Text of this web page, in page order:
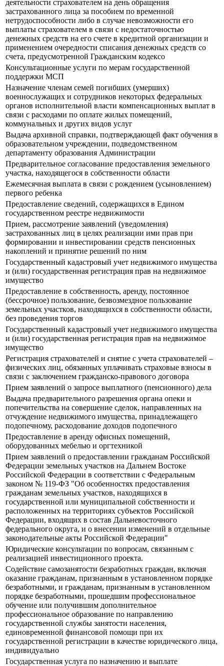
деятельности страхователем на день обращения
застрахованного лица за пособием по временной
нетрудоспособности либо в случае невозможности его
выплаты страхователем в связи с недостаточностью
денежных средств на его счете в кредитной организации и
применением очередности списания денежных средств со
счета, предусмотренной Гражданским кодексо
Консультационные услуги по мерам государственной
поддержки МСП
Назначение членам семей погибших (умерших)
военнослужащих и сотрудников некоторых федеральных
органов исполнительной власти компенсационных выплат в
связи с расходами по оплате жилых помещений,
коммунальных и других видов услуг
Выдача архивной справки, подтверждающей факт обучения в
образовательном учреждении, подведомственном
департаменту образования Администрации
Предварительное согласование предоставления земельного
участка, находящегося в собственности области
Ежемесячная выплата в связи с рождением (усыновлением)
первого ребенка
Предоставление сведений, содержащихся в Едином
государственном реестре недвижимости
Прием, рассмотрение заявлений (уведомления)
застрахованных лиц в целях реализации ими прав при
формировании и инвестировании средств пенсионных
накоплений и принятие решений по ним
Государственный кадастровый учет недвижимого имущества
и (или) государственная регистрация прав на недвижимое
имущество
Предоставление в собственность, аренду, постоянное
(бессрочное) пользование, безвозмездное пользование
земельных участков, находящихся в собственности области,
без проведения торгов
Государственный кадастровый учет недвижимого имущества
и (или) государственная регистрация прав на недвижимое
имущество
Регистрация страхователей и снятие с учета страхователей –
физических лиц, обязанных уплачивать страховые взносы в
связи с заключением гражданско-правового договора
Прием заявлений о запросе выплатного (пенсионного) дела
Выдача предварительного разрешения органа опеки и
попечительства на совершение сделок, направленных на
отчуждение недвижимого имущества, принадлежащего
подопечному, расходование доходов подопечного
Предоставление в аренду офисных помещений,
оборудованных мебелью и оргтехникой
Прием заявлений о предоставлении гражданам Российской
Федерации земельных участков на Дальнем Востоке
Российской Федерации в соответствии с Федеральным
законом № 119-ФЗ "Об особенностях предоставления
гражданам земельных участков, находящихся в
государственной или муниципальной собственности и
расположенных на территориях субъектов Российской
Федерации, входящих в состав Дальневосточного
федерального округа, и о внесении изменений в отдельные
законодательные акты Российской Федерации"
Юридические консультации по вопросам, связанным с
реализацией инвестиционного проекта.
Содействие самозанятости безработных граждан, включая
оказание гражданам, признанным в установленном порядке
безработными, и гражданам, признанным в установленном
порядке безработными, прошедшим профессиональное
обучение или получившим дополнительное
профессиональное образование по направлению
государственной службы занятости населения,
единовременной финансовой помощи при их
государственной регистрации в качестве юридического лица,
индивидуально
Государственная услуга по назначению и выплате